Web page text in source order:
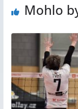
Mohlo